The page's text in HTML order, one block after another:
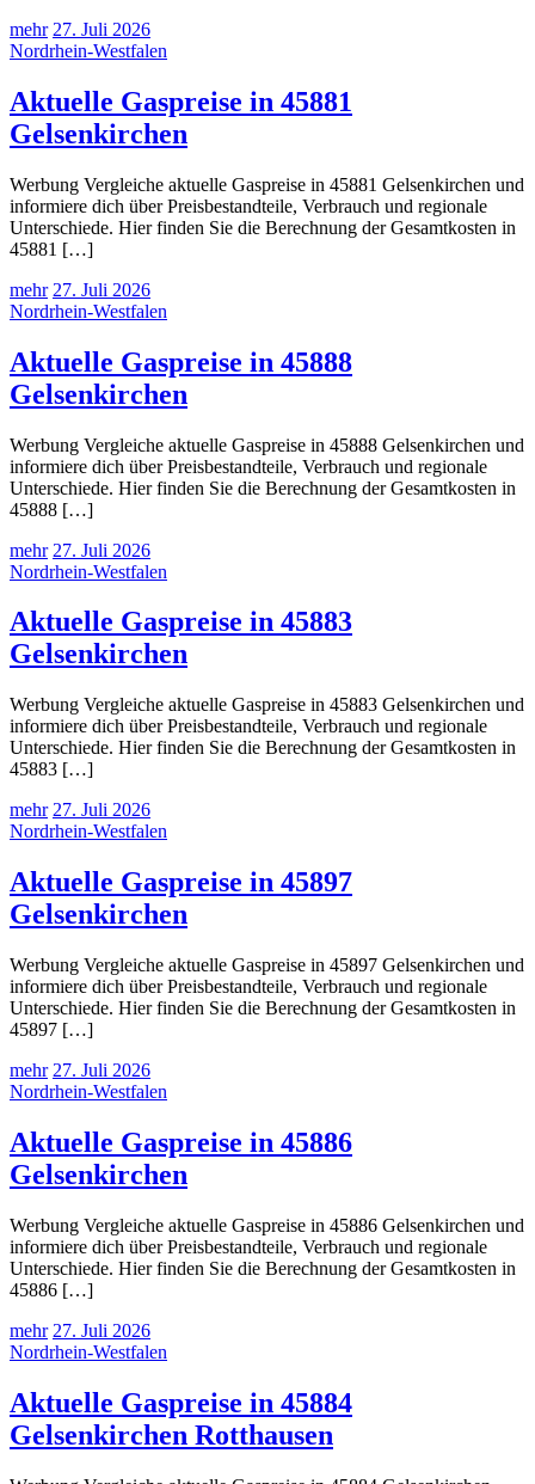
mehr 27. Juli 2026
Nordrhein-Westfalen
Aktuelle Gaspreise in 45881
Gelsenkirchen
Werbung Vergleiche aktuelle Gaspreise in 45881 Gelsenkirchen und
informiere dich über Preisbestandteile, Verbrauch und regionale
Unterschiede. Hier finden Sie die Berechnung der Gesamtkosten in
45881 […]
mehr 27. Juli 2026
Nordrhein-Westfalen
Aktuelle Gaspreise in 45888
Gelsenkirchen
Werbung Vergleiche aktuelle Gaspreise in 45888 Gelsenkirchen und
informiere dich über Preisbestandteile, Verbrauch und regionale
Unterschiede. Hier finden Sie die Berechnung der Gesamtkosten in
45888 […]
mehr 27. Juli 2026
Nordrhein-Westfalen
Aktuelle Gaspreise in 45883
Gelsenkirchen
Werbung Vergleiche aktuelle Gaspreise in 45883 Gelsenkirchen und
informiere dich über Preisbestandteile, Verbrauch und regionale
Unterschiede. Hier finden Sie die Berechnung der Gesamtkosten in
45883 […]
mehr 27. Juli 2026
Nordrhein-Westfalen
Aktuelle Gaspreise in 45897
Gelsenkirchen
Werbung Vergleiche aktuelle Gaspreise in 45897 Gelsenkirchen und
informiere dich über Preisbestandteile, Verbrauch und regionale
Unterschiede. Hier finden Sie die Berechnung der Gesamtkosten in
45897 […]
mehr 27. Juli 2026
Nordrhein-Westfalen
Aktuelle Gaspreise in 45886
Gelsenkirchen
Werbung Vergleiche aktuelle Gaspreise in 45886 Gelsenkirchen und
informiere dich über Preisbestandteile, Verbrauch und regionale
Unterschiede. Hier finden Sie die Berechnung der Gesamtkosten in
45886 […]
mehr 27. Juli 2026
Nordrhein-Westfalen
Aktuelle Gaspreise in 45884
Gelsenkirchen Rotthausen